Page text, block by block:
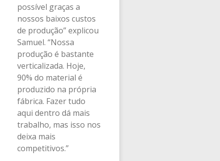
possível graças a
nossos baixos custos
de produção” explicou
Samuel. “Nossa
produção é bastante
verticalizada. Hoje,
90% do material é
produzido na própria
fábrica. Fazer tudo
aqui dentro dá mais
trabalho, mas isso nos
deixa mais
competitivos.”